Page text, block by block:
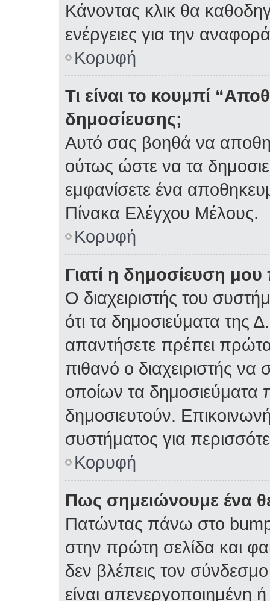
Κάνοντας κλικ θα
ενέργειες για την
Κορυφή
Τι είναι το κουμπί
δημοσίευσης;
Αυτό σας βοηθά να
ούτως ώστε να τα
εμφανίσετε ένα
Πίνακα Ελέγχου Μέλους.
Κορυφή
Γιατί η δημοσίευση μου
Ο διαχειριστής του
ότι τα δημοσιεύματα της
απαντήσετε πρέπει πρώτα
πιθανό ο διαχειριστής
οποίων τα δημοσιεύματα
δημοσιευτούν.
συστήματος για
Κορυφή
Πως σημειώνουμε ένα
Πατώντας πάνω στο
στην πρώτη σελίδα και
δεν βλέπεις τον σύνδεσμο
είναι απενεργοποιημένη